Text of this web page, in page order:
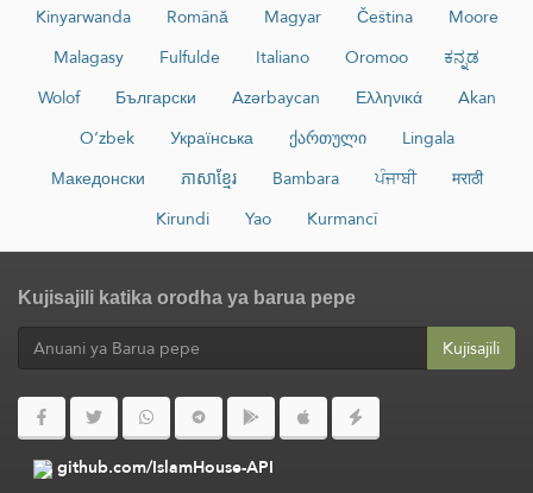
Kinyarwanda
Română Magyar Čeština
Moore
Malagasy
Fulfulde Italiano Oromoo
ಕನ್ನಡ
Wolof
Български Azərbaycan Ελληνικά
Akan
O‘zbek
Українська ქართული
Lingala
Македонски
ភាសាខ្មែរ Bambara ਪੰਜਾਬੀ
मराठी
Kirundi
Yao Kurmancî
Kujisajili katika orodha ya barua pepe
Kujisajili
github.com/IslamHouse-API